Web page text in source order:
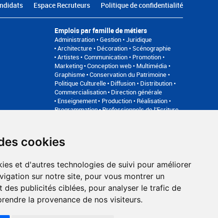
cookies
et d'autres technologies de suivi pour améliorer
sur notre site, pour vous montrer un
des publicités ciblées, pour analyser le trafic de
la provenance de nos visiteurs.
Espace Recruteurs Politique de confidentialité
Emplois par famille de métiers
Administration • Gestion • Juridique
Architecture • Décoration • Scénographie
Artistes
Communication • Promotion •
Marketing Conception web • Multimédia •
Graphisme Conservation du Patrimoine •
Politique Culturelle Diffusion • Distribution •
Commercialisation Direction générale
Enseignement
Production • Réalisation •
Programmation Professionnels de l’Ecriture
Accompagnement professionnel
Bilan de compétences, coaching, techniques de recherche
d'emploi, entretien conseil.
www.profilculture-competences.com